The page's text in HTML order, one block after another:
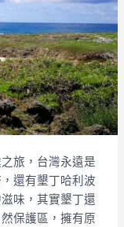
旅，台灣永遠是
還有墾丁哈利波
味，其實墾丁還
保護區，擁有原